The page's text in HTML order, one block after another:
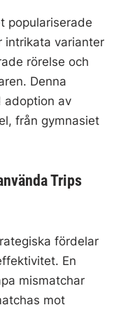
populariserade
intrikata varianter
rörelse och
Denna
adoption av
från gymnasiet
Trips
fördelar
En
mismatchar
mot